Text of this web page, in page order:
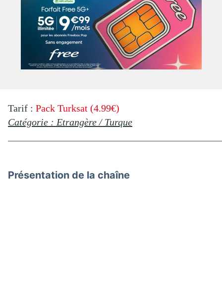
Tarif : Pack Turksat (4.99€)
Catégorie : Etrangère / Turque
Présentation de la chaîne